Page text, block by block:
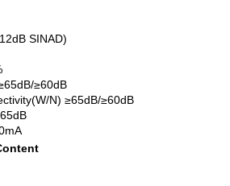
SINAD)
≥60dB
N) ≥65dB/≥60dB